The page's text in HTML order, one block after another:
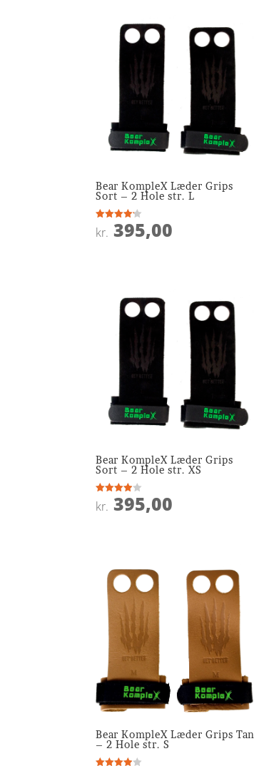
Bear KompleX Læder Grips
Sort – 2 Hole str. L
Vurderet
4.1
kr. 395,00
Bear KompleX Læder Grips
Sort – 2 Hole str. XS
Vurderet
3.9
kr. 395,00
Bear KompleX Læder Grips Tan
– 2 Hole str. S